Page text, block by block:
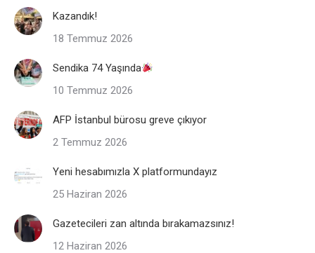
Kazandık!
18 Temmuz 2026
Sendika 74 Yaşında
10 Temmuz 2026
AFP İstanbul bürosu greve çıkıyor
2 Temmuz 2026
Yeni hesabımızla X platformundayız
25 Haziran 2026
Gazetecileri zan altında bırakamazsınız!
12 Haziran 2026